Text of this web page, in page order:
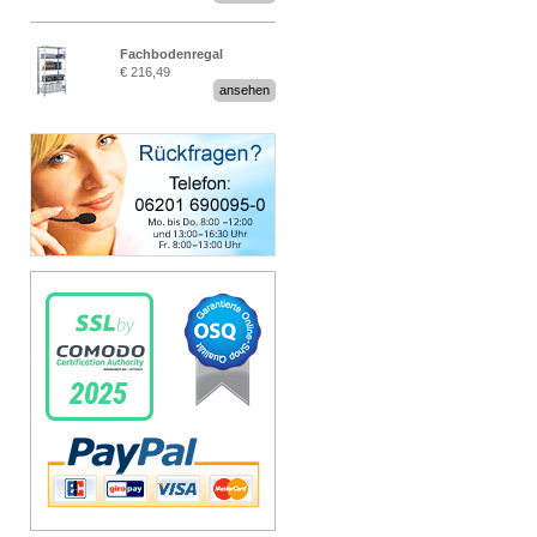
Fachbodenregal
Stecksystem MultiPlus
€ 216,49
ansehen